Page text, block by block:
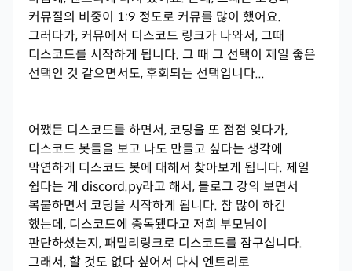
커뮤질의 비중이 1:9 정도로 커뮤를 많이 했어요.
그러다가, 커뮤에서 디스코드 링크가 나와서, 그때
디스코드를 시작하게 됩니다. 그 때 그 선택이 제일 좋은
선택인 것 같으면서도, 후회되는 선택입니다...
어쨌든 디스코드를 하면서, 코딩을 또 점점 잊다가,
디스코드 봇들을 보고 나도 만들고 싶다는 생각에
막연하게 디스코드 봇에 대해서 찾아보게 됩니다. 제일
쉽다는 게 discord.py라고 해서, 블로그 강의 보면서
복붙하면서 코딩을 시작하게 됩니다. 참 많이 하긴
했는데, 디스코드에 중독됐다고 저희 부모님이
판단하셨는지, 패밀리링크로 디스코드를 잠구십니다.
그래서, 할 것도 없다 싶어서 다시 엔트리로